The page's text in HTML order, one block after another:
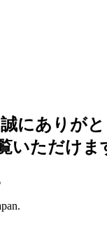
にありがと
いただけま